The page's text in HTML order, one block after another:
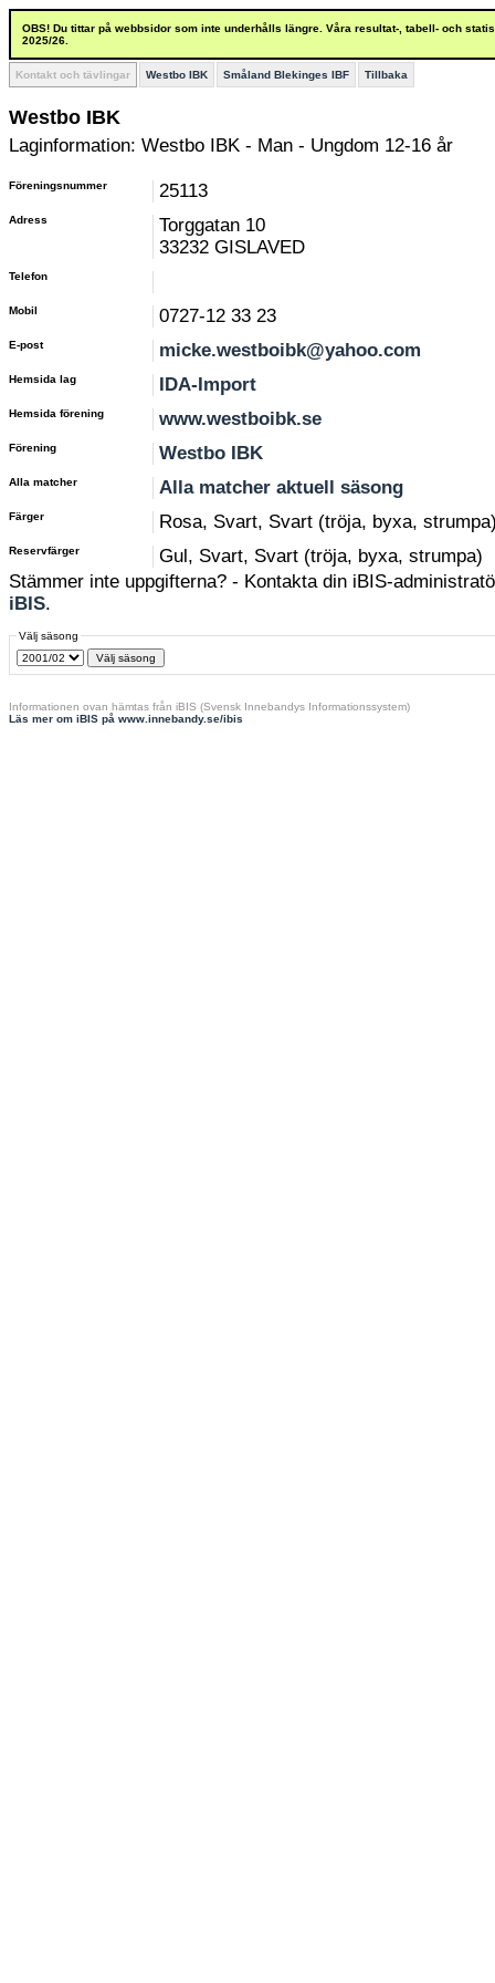
OBS! Du tittar på webbsidor som inte underhålls längre. Våra resultat-, tabell- och
2025/26.
Kontakt och tävlingar Westbo IBK Småland Blekinges IBF Tillbaka
Westbo IBK
Laginformation: Westbo IBK - Man - Ungdom 12-16 år
Föreningsnummer 25113
Adress
Torggatan 10
33232 GISLAVED
Telefon
Mobil 0727-12 33 23
E-post micke.westboibk@yahoo.com
Hemsida lag IDA-Import
Hemsida förening www.westboibk.se
Förening Westbo IBK
Alla matcher Alla matcher aktuell säsong
Färger Rosa, Svart, Svart (tröja, byxa,
Reservfärger
Gul, Svart, Svart (tröja, byxa, strumpa)
Stämmer inte uppgifterna? - Kontakta din iBIS-
iBIS.
Välj säsong
Informationen ovan hämtas från iBIS (Svensk Innebandys Informationssystem)
Läs mer om iBIS på www.innebandy.se/ibis